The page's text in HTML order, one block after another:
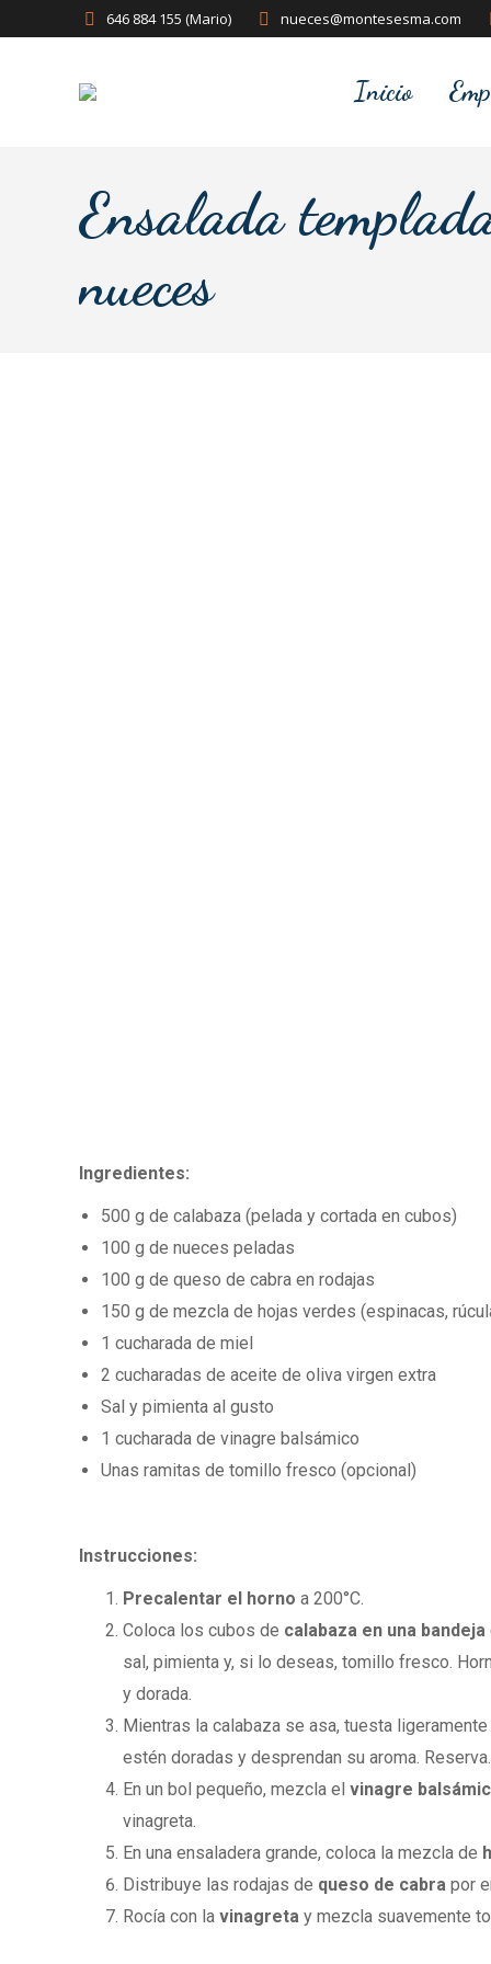
646 884 155 (Mario) nueces@montesesma.com
Inicio
Ensalada
nueces
Ingredientes:
500 g de calabaza (pelada y cortada en cubos)
100 g de nueces peladas
100 g de queso de cabra en rodajas
150 g de mezcla de hojas verdes (espinacas,
1 cucharada de miel
2 cucharadas de aceite de oliva virgen extra
Sal y pimienta al gusto
1 cucharada de vinagre balsámico
Unas ramitas de tomillo fresco (opcional)
Instrucciones:
Precalentar el horno a 200°C.
Coloca los cubos de calabaza en una bandeja
sal, pimienta y, si lo deseas, tomillo fresco.
y dorada.
Mientras la calabaza se asa, tuesta
estén doradas y desprendan su aroma. Reserva.
En un bol pequeño, mezcla el vinagre
vinagreta.
En una ensaladera grande, coloca la mezcla de
Distribuye las rodajas de queso de cabra por
Rocía con la vinagreta y mezcla suavemente